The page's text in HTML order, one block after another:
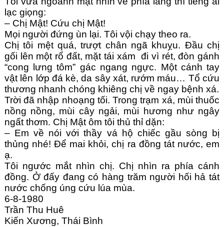
lạc giọng:
– Chị Mật! Cứu chị Mật!
Mọi người đứng ùn lại. Tôi vội chạy theo ra.
Chị tôi mệt quá, trượt chân ngã khuỵu. Đầu chị
gối lên một rổ đất, mặt tái xám đi vì rét, đòn gánh
“cong lưng tôm” gác ngang ngực. Một cánh tay
vật lên lớp đá kè, da sây xát, rướm máu… Tổ cứu
thương nhanh chóng khiêng chị về ngay bệnh xá.
Trời đã nhập nhoạng tối. Trong trạm xá, mùi thuốc
nồng nồng, mùi cây ngải, mùi hương như ngây
ngất thơm. Chị Mật ôm tôi thủ thỉ dặn:
– Em về nói với thầy vá hộ chiếc gầu sòng bị
thủng nhé! Để mai khỏi, chị ra đồng tát nước, em
ạ.
Tôi ngước mắt nhìn chị. Chị nhìn ra phía cánh
đồng. Ở đấy đang có hàng trăm người hối hả tát
nước chống úng cứu lúa mùa.
6-8-1980
Trần Thu Huê
Kiến Xương, Thái Bình